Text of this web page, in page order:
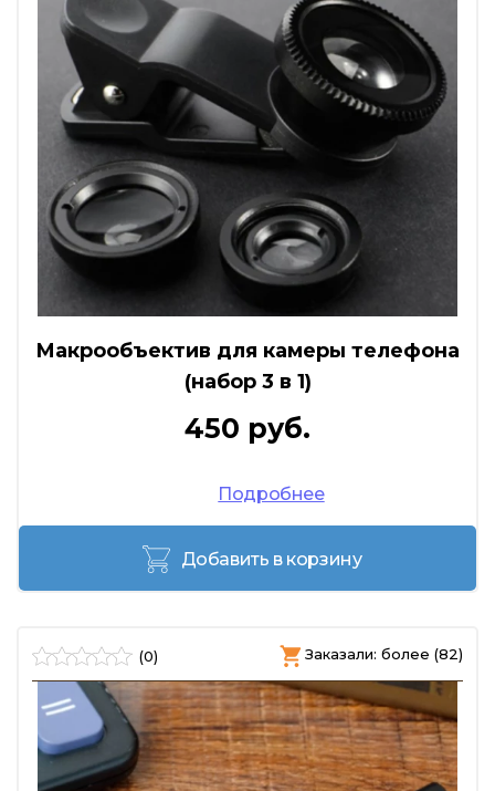
Макрообъектив для камеры телефона
(набор 3 в 1)
450 руб.
Подробнее
Добавить в корзину
(0) Заказали: более (82)